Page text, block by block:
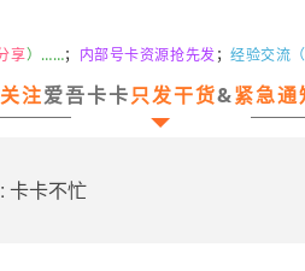
享）……； 内部号卡资源抢先发；经验交流
关注爱吾卡卡只发干货&紧急通
卡卡不忙